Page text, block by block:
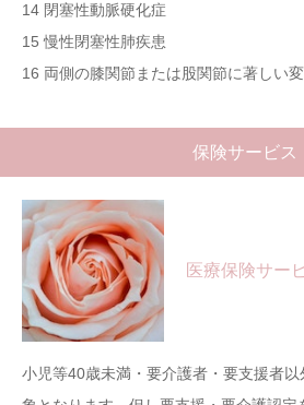
14 閉塞性動脈硬化症
15 慢性閉塞性肺疾患
16 両側の膝関節または股関節に著しい
保険サービス
医療保険サー
小児等40歳未満・要介護者・要支援者